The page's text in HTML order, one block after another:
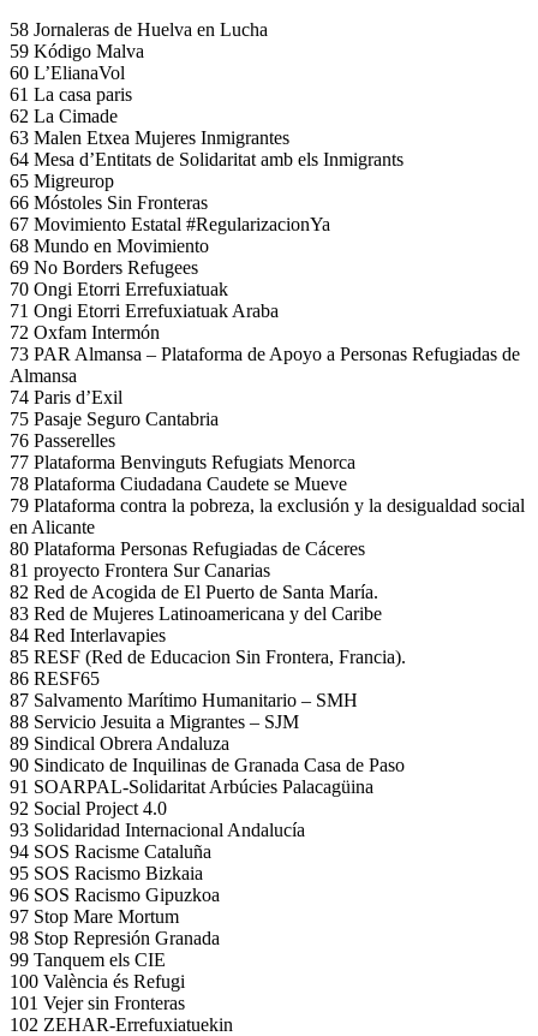
58 Jornaleras de Huelva en Lucha
59 Kódigo Malva
60 L’ElianaVol
61 La casa paris
62 La Cimade
63 Malen Etxea Mujeres Inmigrantes
64 Mesa d’Entitats de Solidaritat amb els Inmigrants
65 Migreurop
66 Móstoles Sin Fronteras
67 Movimiento Estatal #RegularizacionYa
68 Mundo en Movimiento
69 No Borders Refugees
70 Ongi Etorri Errefuxiatuak
71 Ongi Etorri Errefuxiatuak Araba
72 Oxfam Intermón
73 PAR Almansa – Plataforma de Apoyo a Personas Refugiadas de
Almansa
74 Paris d’Exil
75 Pasaje Seguro Cantabria
76 Passerelles
77 Plataforma Benvinguts Refugiats Menorca
78 Plataforma Ciudadana Caudete se Mueve
79 Plataforma contra la pobreza, la exclusión y la desigualdad social
en Alicante
80 Plataforma Personas Refugiadas de Cáceres
81 proyecto Frontera Sur Canarias
82 Red de Acogida de El Puerto de Santa María.
83 Red de Mujeres Latinoamericana y del Caribe
84 Red Interlavapies
85 RESF (Red de Educacion Sin Frontera, Francia).
86 RESF65
87 Salvamento Marítimo Humanitario – SMH
88 Servicio Jesuita a Migrantes – SJM
89 Sindical Obrera Andaluza
90 Sindicato de Inquilinas de Granada Casa de Paso
91 SOARPAL-Solidaritat Arbúcies Palacagüina
92 Social Project 4.0
93 Solidaridad Internacional Andalucía
94 SOS Racisme Cataluña
95 SOS Racismo Bizkaia
96 SOS Racismo Gipuzkoa
97 Stop Mare Mortum
98 Stop Represión Granada
99 Tanquem els CIE
100 València és Refugi
101 Vejer sin Fronteras
102 ZEHAR-Errefuxiatuekin